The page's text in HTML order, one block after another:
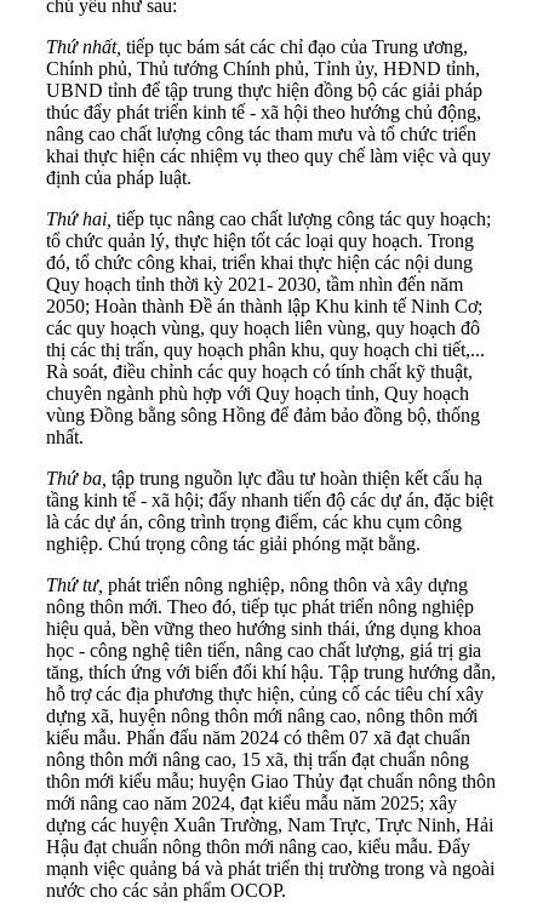
chủ yếu như sau:
Thứ nhất, tiếp tục bám sát các chỉ đạo của Trung ương,
Chính phủ, Thủ tướng Chính phủ, Tỉnh ủy, HĐND tỉnh,
UBND tỉnh để tập trung thực hiện đồng bộ các giải pháp
thúc đẩy phát triển kinh tế - xã hội theo hướng chủ động,
nâng cao chất lượng công tác tham mưu và tổ chức triển
khai thực hiện các nhiệm vụ theo quy chế làm việc và quy
định của pháp luật.
Thứ hai, tiếp tục nâng cao chất lượng công tác quy hoạch;
tổ chức quản lý, thực hiện tốt các loại quy hoạch. Trong
đó, tổ chức công khai, triển khai thực hiện các nội dung
Quy hoạch tỉnh thời kỳ 2021- 2030, tầm nhìn đến năm
2050; Hoàn thành Đề án thành lập Khu kinh tế Ninh Cơ;
các quy hoạch vùng, quy hoạch liên vùng, quy hoạch đô
thị các thị trấn, quy hoạch phân khu, quy hoạch chi tiết,...
Rà soát, điều chỉnh các quy hoạch có tính chất kỹ thuật,
chuyên ngành phù hợp với Quy hoạch tỉnh, Quy hoạch
vùng Đồng bằng sông Hồng để đảm bảo đồng bộ, thống
nhất.
Thứ ba, tập trung nguồn lực đầu tư hoàn thiện kết cấu hạ
tầng kinh tế - xã hội; đẩy nhanh tiến độ các dự án, đặc biệt
là các dự án, công trình trọng điểm, các khu cụm công
nghiệp. Chú trọng công tác giải phóng mặt bằng.
Thứ tư, phát triển nông nghiệp, nông thôn và xây dựng
nông thôn mới. Theo đó, tiếp tục phát triển nông nghiệp
hiệu quả, bền vững theo hướng sinh thái, ứng dụng khoa
học - công nghệ tiên tiến, nâng cao chất lượng, giá trị gia
tăng, thích ứng với biến đổi khí hậu. Tập trung hướng dẫn,
hỗ trợ các địa phương thực hiện, củng cố các tiêu chí xây
dựng xã, huyện nông thôn mới nâng cao, nông thôn mới
kiểu mẫu. Phấn đấu năm 2024 có thêm 07 xã đạt chuẩn
nông thôn mới nâng cao, 15 xã, thị trấn đạt chuẩn nông
thôn mới kiểu mẫu; huyện Giao Thủy đạt chuẩn nông thôn
mới nâng cao năm 2024, đạt kiểu mẫu năm 2025; xây
dựng các huyện Xuân Trường, Nam Trực, Trực Ninh, Hải
Hậu đạt chuẩn nông thôn mới nâng cao, kiểu mẫu. Đẩy
mạnh việc quảng bá và phát triển thị trường trong và ngoài
nước cho các sản phẩm OCOP.